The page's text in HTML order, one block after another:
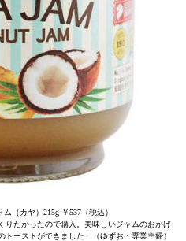
（カヤ）215g ￥537（税込）
りたかったので購入。美味しいジャムのおかげ
ーストができました」（ゆずお・専業主婦）